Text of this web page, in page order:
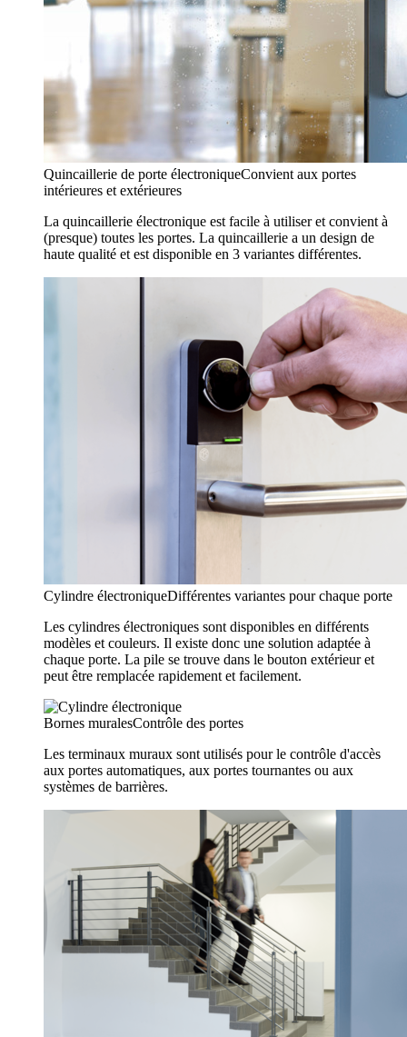
Quincaillerie de porte électroniqueConvient aux portes
intérieures et extérieures
La quincaillerie électronique est facile à utiliser et convient à
(presque) toutes les portes. La quincaillerie a un design de
haute qualité et est disponible en 3 variantes différentes.
Cylindre électroniqueDifférentes variantes pour chaque porte
Les cylindres électroniques sont disponibles en différents
modèles et couleurs. Il existe donc une solution adaptée à
chaque porte. La pile se trouve dans le bouton extérieur et
peut être remplacée rapidement et facilement.
Bornes muralesContrôle des portes
Les terminaux muraux sont utilisés pour le contrôle d'accès
aux portes automatiques, aux portes tournantes ou aux
systèmes de barrières.